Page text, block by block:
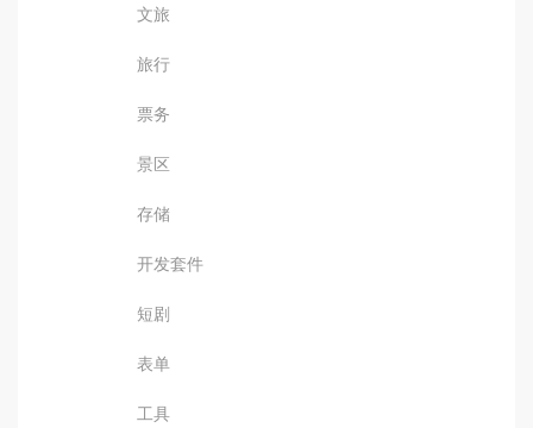
文旅
旅行
票务
景区
存储
开发套件
短剧
表单
工具